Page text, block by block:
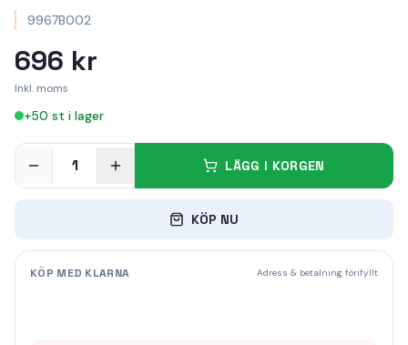
9967B002
696 kr
Inkl. moms
+50 st i lager
1 LÄGG I KORGEN
KÖP NU
KÖP MED KLARNA Adress & betalning förifyllt